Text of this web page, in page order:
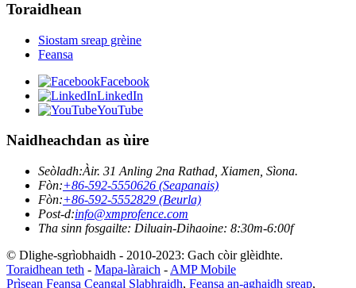
Toraidhean
Siostam sreap grèine
Feansa
Facebook
LinkedIn
YouTube
Naidheachdan as ùire
Seòladh:Àir. 31 Anling 2na Rathad, Xiamen, Sìona.
Fòn:+86-592-5550626 (Seapanais)
Fòn:+86-592-5552829 (Beurla)
Post-d:info@xmprofence.com
Tha sinn fosgailte: Diluain-Dihaoine: 8:30m-6:00f
© Dlighe-sgrìobhaidh - 2010-2023: Gach còir glèidhte.
Toraidhean teth - Mapa-làraich - AMP Mobile
Prìsean Feansa Ceangal Slabhraidh, Feansa an-aghaidh sreap,